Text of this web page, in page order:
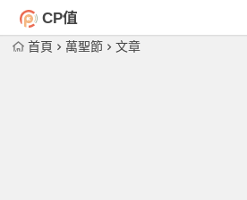
CP值
首頁 萬聖節 文章